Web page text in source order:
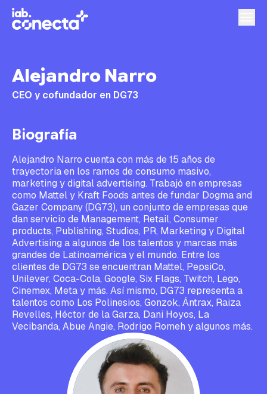
Alejandro Narro
CEO y cofundador en DG73
Biografía
Alejandro Narro cuenta con más de 15 años de
trayectoria en los ramos de consumo masivo,
marketing y digital advertising. Trabajó en empresas
como Mattel y Kraft Foods antes de fundar Dogma and
Gazer Company (DG73), un conjunto de empresas que
dan servicio de Management, Retail, Consumer
products, Publishing, Studios, PR, Marketing y Digital
Advertising a algunos de los talentos y marcas más
grandes de Latinoamérica y el mundo. Entre los
clientes de DG73 se encuentran Mattel, PepsiCo,
Unilever, Coca-Cola, Google, Six Flags, Twitch, Lego,
Cinemex, Meta y más. Así mismo, DG73 representa a
talentos como Los Polinesios, Gonzok, Ántrax, Raiza
Revelles, Héctor de la Garza, Dani Hoyos, La
Vecibanda, Abue Angie, Rodrigo Romeh y algunos más.